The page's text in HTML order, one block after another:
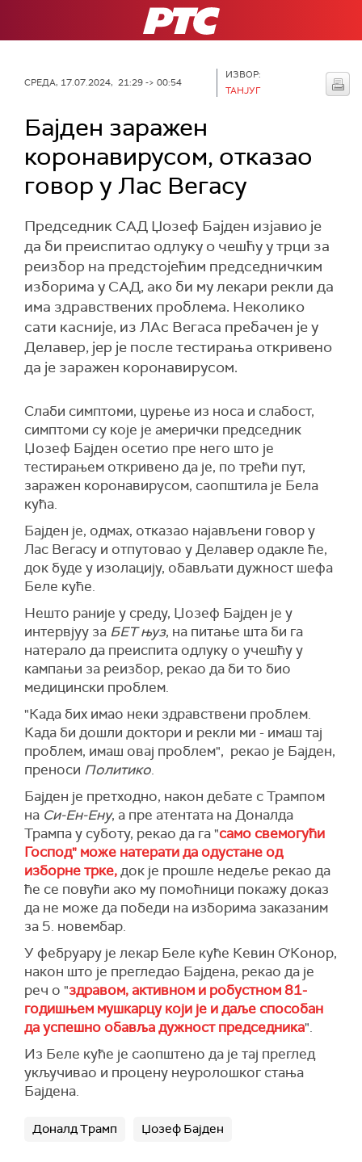
РТС
СРЕДА, 17.07.2024, 21:29 -> 00:54
ИЗВОР:
ТАНЈУГ
Бајден заражен
коронавирусом, отказао
говор у Лас Вегасу
Председник САД Џозеф Бајден изјавио је
да би преиспитао одлуку о чешћу у трци за
реизбор на предстојећим председничким
изборима у САД, ако би му лекари рекли да
има здравствених проблема. Неколико
сати касније, из ЛАс Вегаса пребачен је у
Делавер, јер је после тестирања откривено
да је заражен коронавирусом.
Слаби симптоми, цурење из носа и слабост,
симптоми су које је амерички председник
Џозеф Бајден осетио пре него што је
тестирањем откривено да је, по трећи пут,
заражен коронавирусом, саопштила је Бела
кућа.
Бајден је, одмах, отказао најављени говор у
Лас Вегасу и отпутовао у Делавер одакле ће,
док буде у изолацију, обављати дужност шефа
Беле куће.
Нешто раније у среду, Џозеф Бајден је у
интервјуу за БЕТ њуз, на питање шта би га
натерало да преиспита одлуку о учешћу у
кампањи за реизбор, рекао да би то био
медицински проблем.
"Када бих имао неки здравствени проблем.
Када би дошли доктори и рекли ми - имаш тај
проблем, имаш овај проблем", рекао је Бајден,
преноси Политико.
Бајден је претходно, након дебате с Трампом
на Си-Ен-Ену, а пре атентата на Доналда
Трампа у суботу, рекао да га "само свемогући
Господ" може натерати да одустане од
изборне трке,док је прошле недеље рекао да
ће се повући ако му помоћници покажу доказ
да не може да победи на изборима заказаним
за 5. новембар.
У фебруару је лекар Беле куће Кевин О'Конор,
након што је прегледао Бајдена, рекао да је
реч о "здравом, активном и робустном 81-
годишњем мушкарцу који је и даље способан
да успешно обавља дужност председника".
Из Беле куће је саопштено да је тај преглед
укључивао и процену неуролошког стања
Бајдена.
Доналд Трамп Џозеф Бајден